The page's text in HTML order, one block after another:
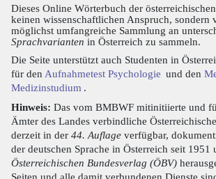
Dieses Online Wörterbuch der
keinen wissenschaftlichen Anspruch, sondern
möglichst umfangreiche Sammlung an
Sprachvarianten in Österreich zu sammeln.
Die Seite unterstützt auch Studenten in
für den Aufnahmetest Psychologie und den
Medizinstudium .
Hinweis: Das vom BMBWF mitinitiierte und
Ämter des Landes verbindliche
derzeit in der 44. Auflage verfügbar,
der deutschen Sprache in Österreich seit
Österreichischen Bundesverlag (ÖBV)
Seiten und alle damit verbundenen Dienste